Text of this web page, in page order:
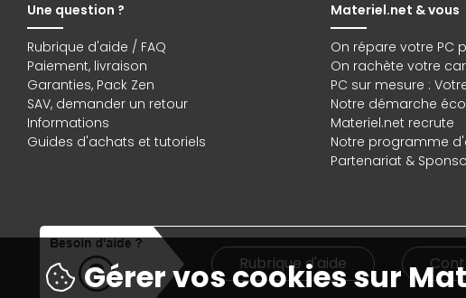
Une question ?
Rubrique d'aide / FAQ
Paiement, livraison
Garanties, Pack Zen
SAV, demander un retour
Informations
Guides d'achats et tutoriels
Materiel.net & vous
On répare votre PC
On rachète votre
PC sur mesure :
Notre démarche
Materiel.net recrute
Notre programme
Partenariat &
Rubrique d'aide
Gérer vos cookies sur